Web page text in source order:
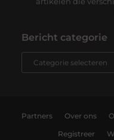
Bericht categorie
Partners Over ons
Registreer